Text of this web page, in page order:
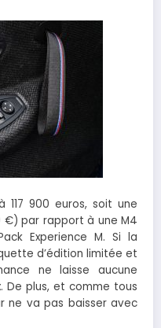
900 euros, soit une
€) par rapport à une M4
Experience M. Si la
d’édition limitée et
ne laisse aucune
De plus, et comme tous
ne va pas baisser avec